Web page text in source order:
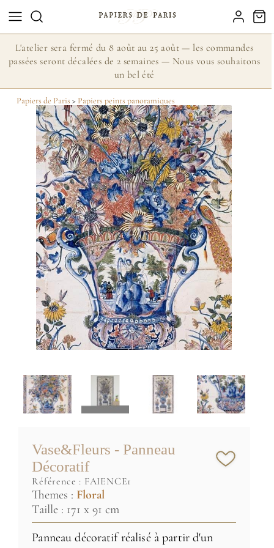
L'atelier sera fermé du 8 août au 25 août — les commandes
passées seront décalées de 2 semaines — Nous vous souhaitons
un bel été
Papiers de Paris > Papiers peints panoramiques
Vase&Fleurs - Panneau
Décoratif
référence : FAIENCE1
Themes : Floral
Taille : 171 x 91 cm
Panneau décoratif réalisé à partir d'un